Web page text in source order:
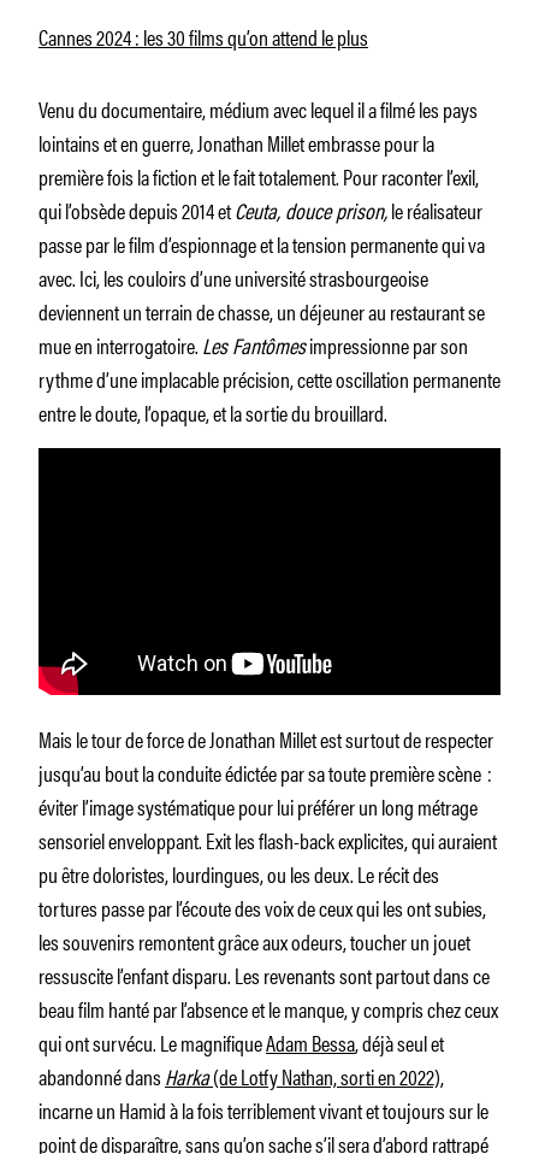
Cannes 2024 : les 30 films qu’on attend le plus
Venu du documentaire, médium avec lequel il a filmé les pays
lointains et en guerre, Jonathan Millet embrasse pour la
première fois la fiction et le fait totalement. Pour raconter l’exil,
qui l’obsède depuis 2014 etCeuta, douce prison,le réalisateur
passe par le film d’espionnage et la tension permanente qui va
avec. Ici, les couloirs d’une université strasbourgeoise
deviennent un terrain de chasse, un déjeuner au restaurant se
mue en interrogatoire.Les Fantômesimpressionne par son
rythme d’une implacable précision, cette oscillation permanente
entre le doute, l’opaque, et la sortie du brouillard.
Mais le tour de force de Jonathan Millet est surtout de respecter
jusqu’au bout la conduite édictée par sa toute première scène :
éviter l’image systématique pour lui préférer un long métrage
sensoriel enveloppant. Exit les flash-back explicites, qui auraient
pu être doloristes, lourdingues, ou les deux. Le récit des
tortures passe par l’écoute des voix de ceux qui les ont subies,
les souvenirs remontent grâce aux odeurs, toucher un jouet
ressuscite l’enfant disparu. Les revenants sont partout dans ce
beau film hanté par l’absence et le manque, y compris chez ceux
qui ont survécu. Le magnifiqueAdam Bessa, déjà seul et
abandonné dansHarka(de Lotfy Nathan, sorti en 2022),
incarne un Hamid à la fois terriblement vivant et toujours sur le
point de disparaître, sans qu’on sache s’il sera d’abord rattrapé